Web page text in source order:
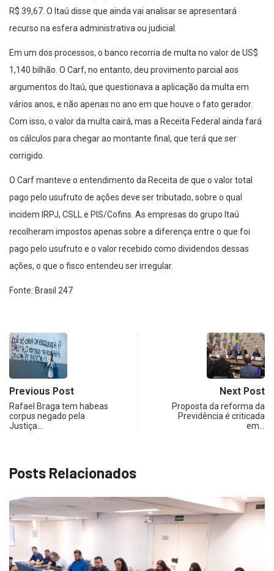
R$ 39,67. O Itaú disse que ainda vai analisar se apresentará
recurso na esfera administrativa ou judicial.
Em um dos processos, o banco recorria de multa no valor de US$
1,140 bilhão. O Carf, no entanto, deu provimento parcial aos
argumentos do Itaú, que questionava a aplicação da multa em
vários anos, e não apenas no ano em que houve o fato gerador.
Com isso, o valor da multa cairá, mas a Receita Federal ainda fará
os cálculos para chegar ao montante final, que terá que ser
corrigido.
O Carf manteve o entendimento da Receita de que o valor total
pago pelo usufruto de ações deve ser tributado, sobre o qual
incidem IRPJ, CSLL e PIS/Cofins. As empresas do grupo Itaú
recolheram impostos apenas sobre a diferença entre o que foi
pago pelo usufruto e o valor recebido como dividendos dessas
ações, o que o fisco entendeu ser irregular.
Fonte: Brasil 247
Previous Post
Rafael Braga tem habeas
corpus negado pela
Justiça…
Next Post
Proposta da reforma da
Previdência é criticada
em…
Posts Relacionados